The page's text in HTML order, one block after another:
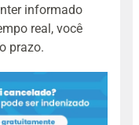
informado
real, você
prazo.